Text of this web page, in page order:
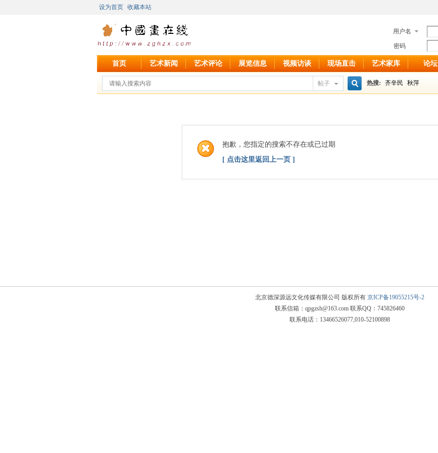
设为首页 收藏本站
用户名
密码
首页 艺术新闻 艺术评论 展览信息 视频访谈 现场直击 艺术家库 论坛
帖子 热搜: 齐辛民 秋萍
抱歉，您指定的搜索不存在或已过期
[ 点击这里返回上一页 ]
北京德深源远文化传媒有限公司 版权所有 京ICP备19055215号-2
联系信箱：qpgzsh@163.com 联系QQ：745826460
联系电话：13466526077,010-52100898